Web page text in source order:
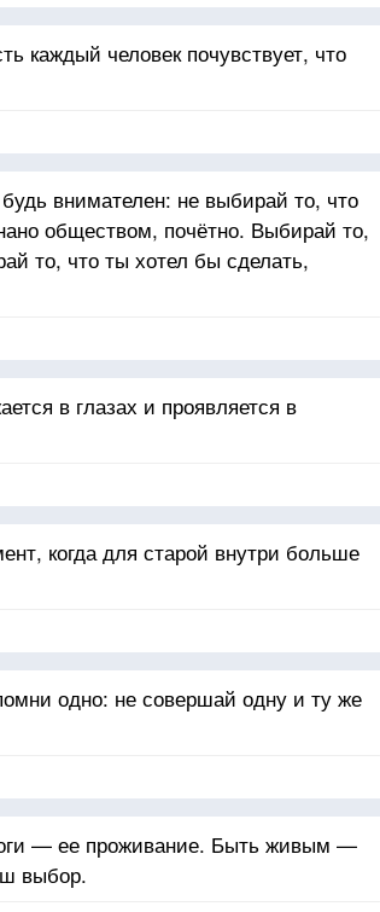
каждый человек почувствует, что
внимателен: не выбирай то, что
обществом, почётно. Выбирай то,
то, что ты хотел бы сделать,
в глазах и проявляется в
когда для старой внутри больше
одно: не совершай одну и ту же
— ее проживание. Быть живым —
выбор.